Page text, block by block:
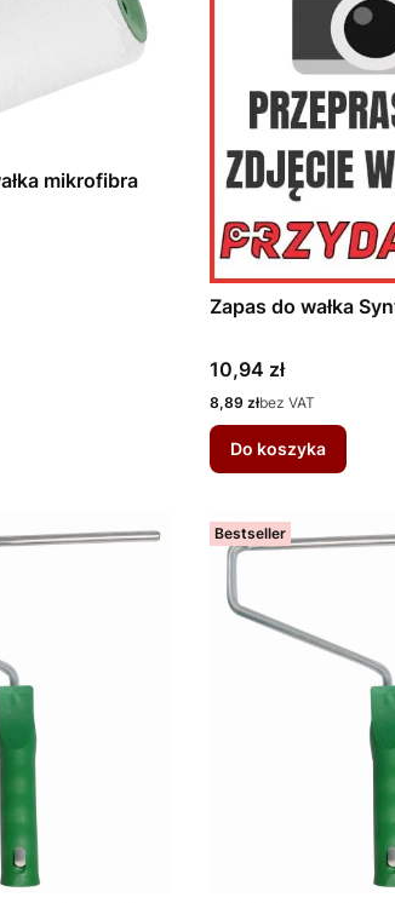
mikrofibra
Zapas do wałka
Cena
10,94 zł
Cena
8,89 złbez VAT
Do koszyka
Bestseller